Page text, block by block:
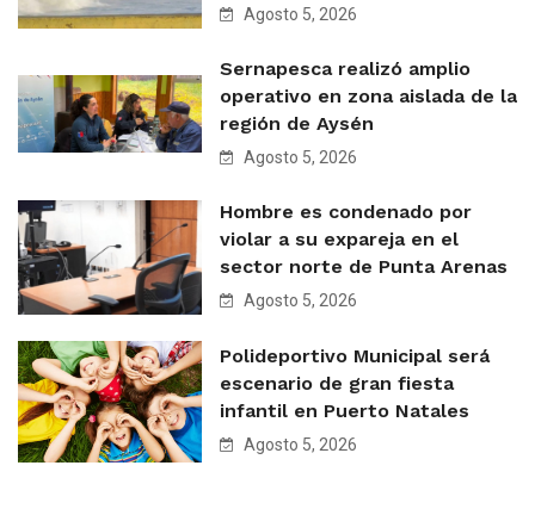
Agosto 5, 2026
Sernapesca realizó amplio
operativo en zona aislada de la
región de Aysén
Agosto 5, 2026
Hombre es condenado por
violar a su expareja en el
sector norte de Punta Arenas
Agosto 5, 2026
Polideportivo Municipal será
escenario de gran fiesta
infantil en Puerto Natales
Agosto 5, 2026